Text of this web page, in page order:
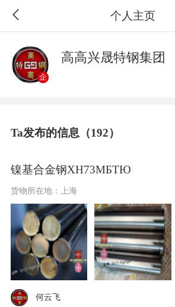
企
高高兴晟特钢集团
Ta发布的信息（192）
镍基合金钢ХН73МБТЮ
货物所在地：上海
何云飞
个人主页